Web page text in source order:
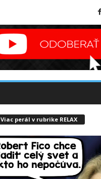
Viac perál v rubrike RELAX